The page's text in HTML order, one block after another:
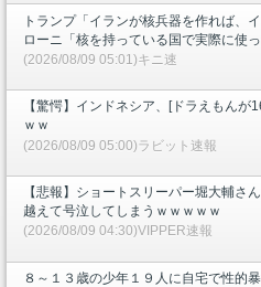
トランプ「イランが核兵器を作れば、
ローニ「核を持っている国で実際に使
(2026/08/09 05:01)キニ速
【驚愕】インドネシア、[ドラえもんが
ｗｗ
(2026/08/09 05:00)ラビット速報
【悲報】ショートスリーパー堀大輔さ
越えて号泣してしまうｗｗｗｗｗ
(2026/08/09 04:30)VIPPER速報
８～１３歳の少年１９人に自宅で性的